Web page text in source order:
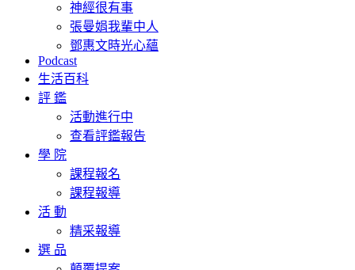
神經很有事
張曼娟我輩中人
鄧惠文時光心蘊
Podcast
生活百科
評 鑑
活動進行中
查看評鑑報告
學 院
課程報名
課程報導
活 動
精采報導
選 品